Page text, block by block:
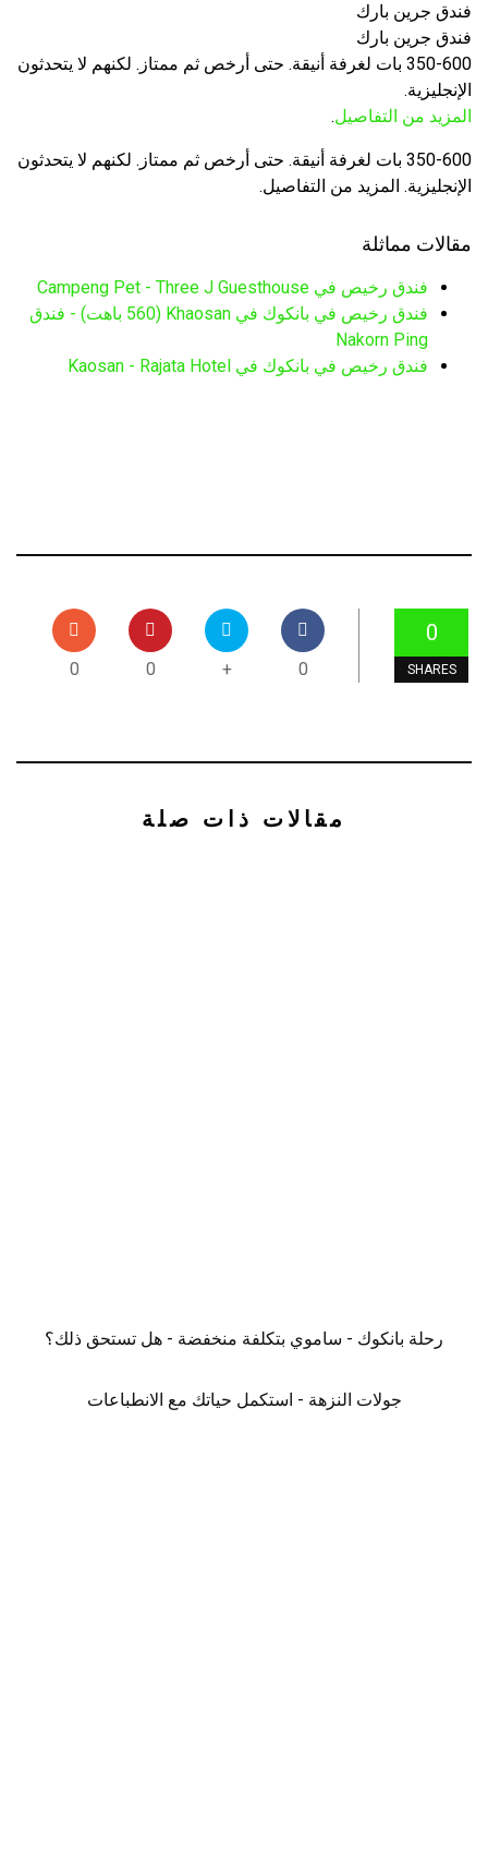
فندق جرين بارك
فندق جرين بارك
350-600 بات لغرفة أنيقة. حتى أرخص ثم ممتاز. لكنهم لا يتحدثون
الإنجليزية.
المزيد من التفاصيل.
350-600 بات لغرفة أنيقة. حتى أرخص ثم ممتاز. لكنهم لا يتحدثون
الإنجليزية. المزيد من التفاصيل.
مقالات مماثلة
فندق رخيص في Campeng Pet - Three J Guesthouse
فندق رخيص في بانكوك في Khaosan (560 باهت) - فندق
Nakorn Ping
فندق رخيص في بانكوك في Kaosan - Rajata Hotel
0
SHARES
0
+
0
0
مقالات ذات صلة
رحلة بانكوك - ساموي بتكلفة منخفضة - هل تستحق ذلك؟
جولات النزهة - استكمل حياتك مع الانطباعات